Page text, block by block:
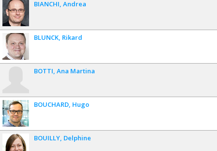
BIANCHI Andrea
BLUNCK Rikard
BOTTI Ana Martina
BOUCHARD Hugo
BOUILLY Delphine